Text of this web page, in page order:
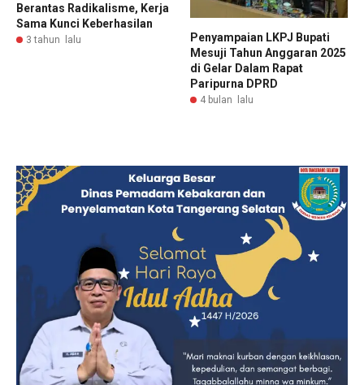
Berantas Radikalisme, Kerja
Sama Kunci Keberhasilan
3 tahun lalu
Penyampaian LKPJ Bupati
Mesuji Tahun Anggaran 2025
di Gelar Dalam Rapat
Paripurna DPRD
4 bulan lalu